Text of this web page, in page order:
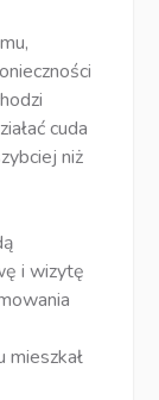
cuda
niż
i wizytę
mieszkał